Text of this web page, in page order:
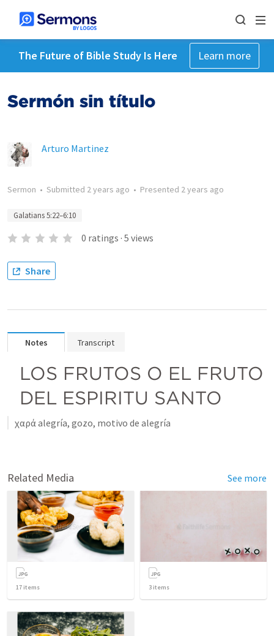
The Future of Bible Study Is Here Learn more
Sermón sin título
Arturo Martinez
Sermon • Submitted 2 years ago • Presented 2 years ago
Galatians 5:22–6:10
0 ratings · 5 views
Share
Notes Transcript
LOS FRUTOS O EL FRUTO
DEL ESPIRITU SANTO
χαρά alegría, gozo, motivo de alegría
Related Media See more
17 items 3 items